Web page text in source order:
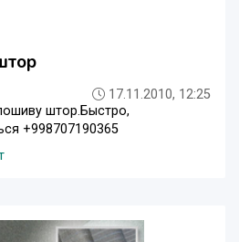
17.11.2010, 12:25
штор.Быстро,
+998707190365